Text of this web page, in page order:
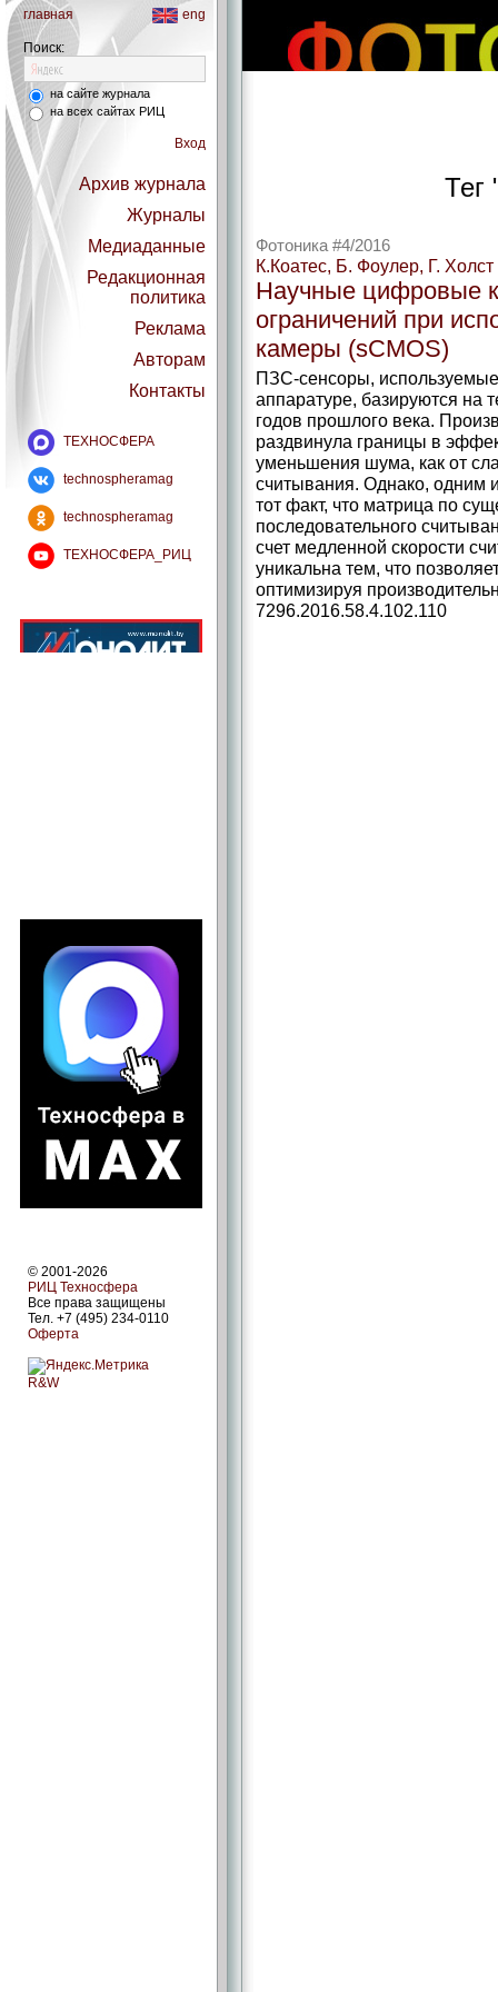
главная eng
Поиск:
на сайте журнала
на всех сайтах РИЦ
Вход
Архив журнала
Журналы
Медиаданные
Редакционная
политика
Реклама
Авторам
Контакты
ТЕХНОСФЕРА
technospheramag
technospheramag
ТЕХНОСФЕРА_РИЦ
© 2001-2026
РИЦ Техносфера
Все права защищены
Тел. +7 (495) 234-0110
Оферта
R&W
Тег
Фотоника #4/2016
К.Коатес, Б. Фоулер, Г. Холст
Научные цифровые
ограничений при
камеры (sCMOS)
ПЗС-сенсоры,
аппаратуре, базируются на
годов прошлого века.
раздвинула границы в
уменьшения шума, как от
считывания. Однако, одним
тот факт, что матрица по
последовательного
счет медленной скорости
уникальна тем, что
оптимизируя
7296.2016.58.4.102.110